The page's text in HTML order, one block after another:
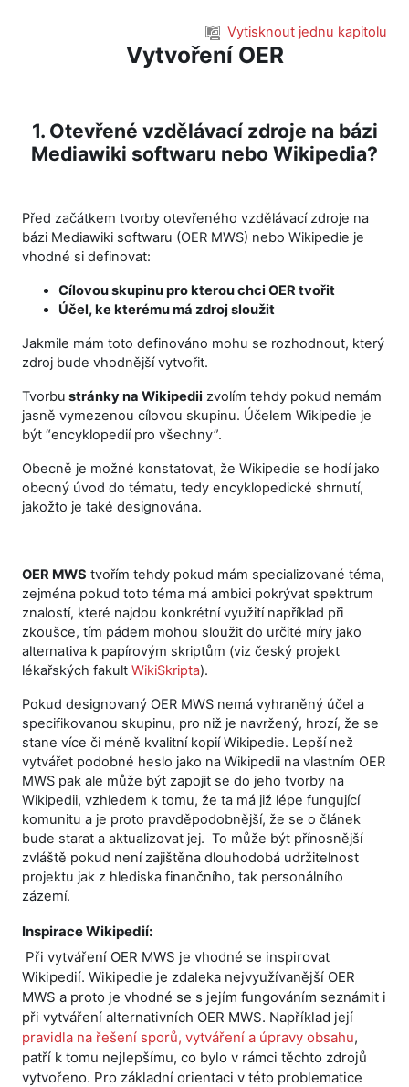
Vytisknout jednu kapitolu
Vytvoření OER
1. Otevřené vzdělávací zdroje na bázi
Mediawiki softwaru nebo Wikipedia?
Před začátkem tvorby otevřeného vzdělávací zdroje na
bázi Mediawiki softwaru (OER MWS) nebo Wikipedie je
vhodné si definovat:
Cílovou skupinu pro kterou chci OER tvořit
Účel, ke kterému má zdroj sloužit
Jakmile mám toto definováno mohu se rozhodnout, který
zdroj bude vhodnější vytvořit.
Tvorbu stránky na Wikipedii zvolím tehdy pokud nemám
jasně vymezenou cílovou skupinu. Účelem Wikipedie je
být “encyklopedií pro všechny”.
Obecně je možné konstatovat, že Wikipedie se hodí jako
obecný úvod do tématu, tedy encyklopedické shrnutí,
jakožto je také designována.
OER MWS tvořím tehdy pokud mám specializované téma,
zejména pokud toto téma má ambici pokrývat spektrum
znalostí, které najdou konkrétní využití například při
zkoušce, tím pádem mohou sloužit do určité míry jako
alternativa k papírovým skriptům (viz český projekt
lékařských fakult WikiSkripta).
Pokud designovaný OER MWS nemá vyhraněný účel a
specifikovanou skupinu, pro niž je navržený, hrozí, že se
stane více či méně kvalitní kopií Wikipedie. Lepší než
vytvářet podobné heslo jako na Wikipedii na vlastním OER
MWS pak ale může být zapojit se do jeho tvorby na
Wikipedii, vzhledem k tomu, že ta má již lépe fungující
komunitu a je proto pravděpodobnější, že se o článek
bude starat a aktualizovat jej. To může být přínosnější
zvláště pokud není zajištěna dlouhodobá udržitelnost
projektu jak z hlediska finančního, tak personálního
zázemí.
Inspirace Wikipedií:
Při vytváření OER MWS je vhodné se inspirovat
Wikipedií. Wikipedie je zdaleka nejvyužívanější OER
MWS a proto je vhodné se s jejím fungováním seznámit i
při vytváření alternativních OER MWS. Například její
pravidla na řešení sporů, vytváření a úpravy obsahu,
patří k tomu nejlepšímu, co bylo v rámci těchto zdrojů
vytvořeno. Pro základní orientaci v této problematice